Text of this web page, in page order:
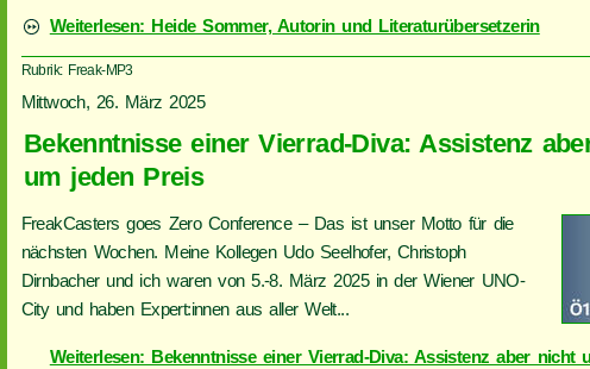
Weiterlesen: Heide Sommer, Autorin und Literaturübersetzerin
Rubrik: Freak-MP3
Mittwoch, 26. März 2025
Bekenntnisse einer Vierrad-Diva: Assistenz
um jeden Preis
FreakCasters goes Zero Conference – Das ist unser Motto für die
nächsten Wochen. Meine Kollegen Udo Seelhofer, Christoph
Dirnbacher und ich waren von 5.-8. März 2025 in der Wiener UNO-
City und haben Expert:innen aus aller Welt...
Weiterlesen: Bekenntnisse einer Vierrad-Diva: Assistenz aber nicht